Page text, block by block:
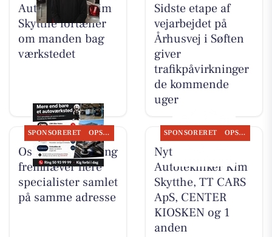
Autotekniker Kim
Skytthe fortæller
om manden bag
værkstedet
Sidste etape af
vejarbejdet på
Århusvej i Søften
giver
trafikpåvirkninger
de kommende
uger
SPONSORERET OPSLAGSTAVLEN
Oscar Biludlejning
fremhæver flere
specialister samlet
på samme adresse
SPONSORERET OPSLAGSTAVLEN
Nyt fra
Autotekniker Kim
Skytthe, TT CARS
ApS, CENTER
KIOSKEN og 1
anden